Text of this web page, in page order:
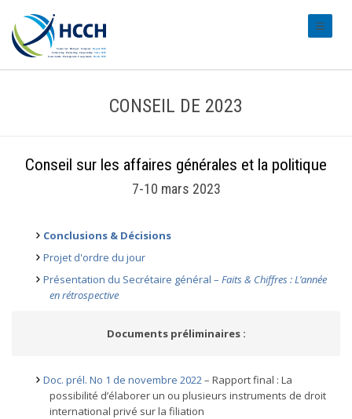
CONSEIL DE 2023
Conseil sur les affaires générales et la politique
7-10 mars 2023
Conclusions & Décisions
Projet d'ordre du jour
Présentation du Secrétaire général – Faits & Chiffres : L’année
en rétrospective
Documents préliminaires :
Doc. prél. No 1 de novembre 2022– Rapport final : La
possibilité d’élaborer un ou plusieurs instruments de droit
international privé sur la filiation